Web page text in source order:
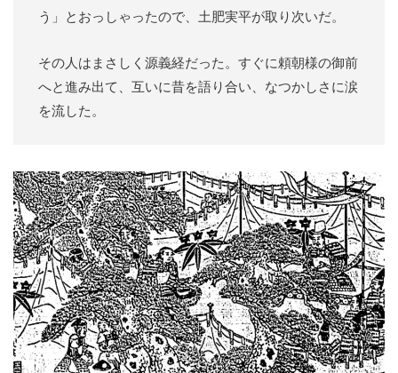
う」とおっしゃったので、土肥実平が取り次いだ。
その人はまさしく源義経だった。すぐに頼朝様の御前
へと進み出て、互いに昔を語り合い、なつかしさに涙
を流した。